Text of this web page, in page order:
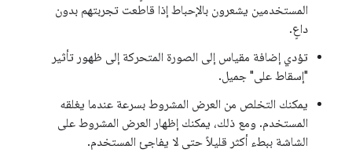
المستخدمين يشعرون بالإحباط إذا قاطعت تجربتهم بدون
داعٍ.
تؤدي إضافة مقياس إلى الصورة المتحركة إلى ظهور تأثير
"إسقاط على" جميل.
يمكنك التخلص من العرض المشروط بسرعة عندما يغلقه
المستخدم. ومع ذلك، يمكنك إظهار العرض المشروط على
الشاشة ببطء أكثر قليلاً حتى لا يفاجئ المستخدم.